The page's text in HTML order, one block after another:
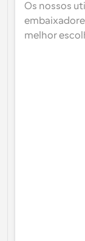
Os nossos
melhor